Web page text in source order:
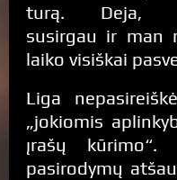
turą. Deja,
susirgau ir man
laiko visiškai
Liga
„jokiomis
įrašų kūrimo“.
pasirodymų